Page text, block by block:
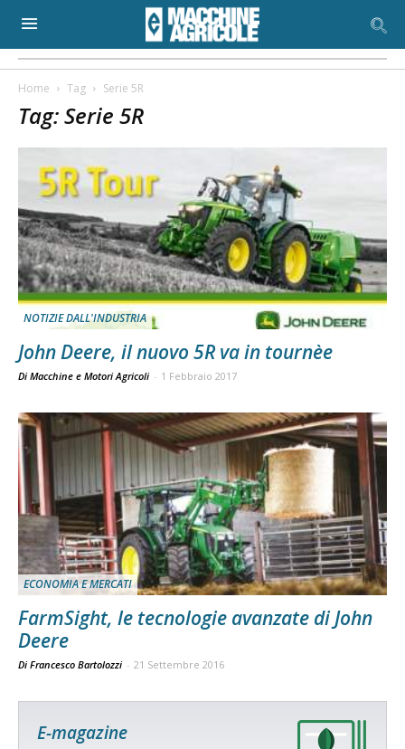
Home Tag Serie 5R
Tag: Serie 5R
NOTIZIE DALL'INDUSTRIA
John Deere, il nuovo 5R va in tournèe
Di Macchine e Motori Agricoli - 1 Febbraio 2017
ECONOMIA E MERCATI
FarmSight, le tecnologie avanzate di John
Deere
Di Francesco Bartolozzi - 21 Settembre 2016
E-magazine